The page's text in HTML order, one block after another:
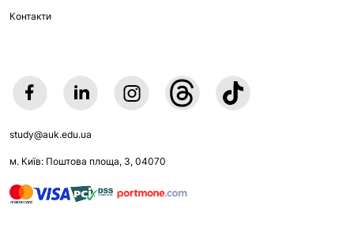
Контакти
study@auk.edu.ua
м. Київ: Поштова площа, 3, 04070